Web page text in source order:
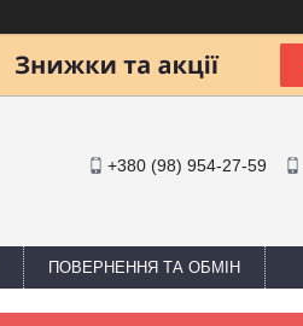
+380 (98) 954-27-59
ПОВЕРНЕННЯ ТА ОБМІН